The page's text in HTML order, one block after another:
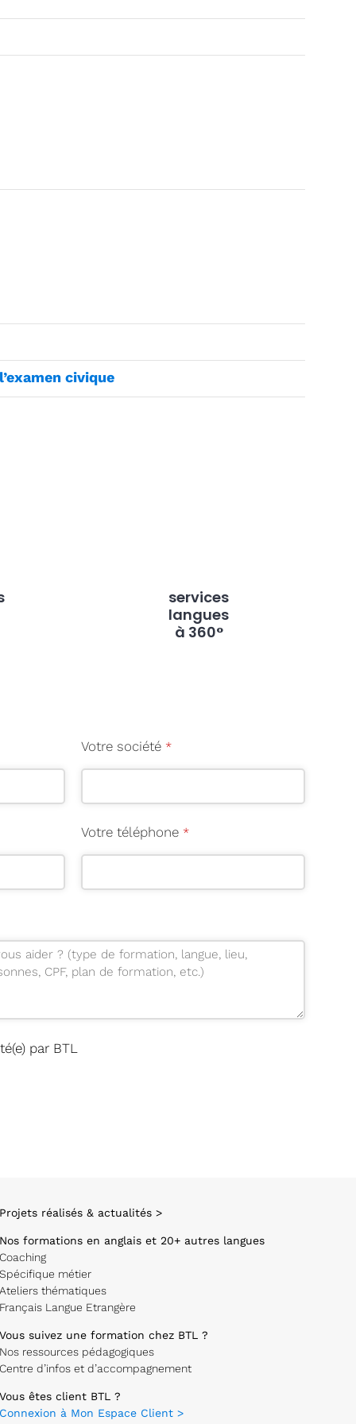
civique
services
langues
à 360°
Votre société *
Votre téléphone *
par BTL
réalisés & actualités >
formations en anglais et 20+ autres langues
métier
thématiques
Langue Etrangère
suivez une formation chez BTL ?
ressources pédagogiques
d’infos et d’accompagnement
êtes client BTL ?
à Mon Espace Client >